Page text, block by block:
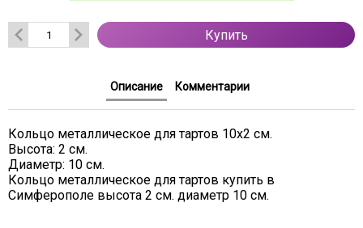
Купить
Описание Комментарии
Кольцо металлическое для тартов 10х2 см.
Высота: 2 см.
Диаметр: 10 см.
Кольцо металлическое для тартов купить в
Симферополе высота 2 см. диаметр 10 см.